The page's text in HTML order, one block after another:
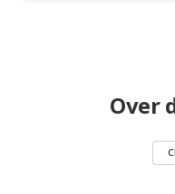
Over